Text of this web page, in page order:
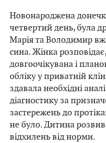
Новонароджена
четвертий день, була
Марія та Володимир
сина. Жінка
довгоочікувана і
обліку у приватній
здавала необхідні
діагностику за
застережень до
не було. Дитина
відхилень від норми.